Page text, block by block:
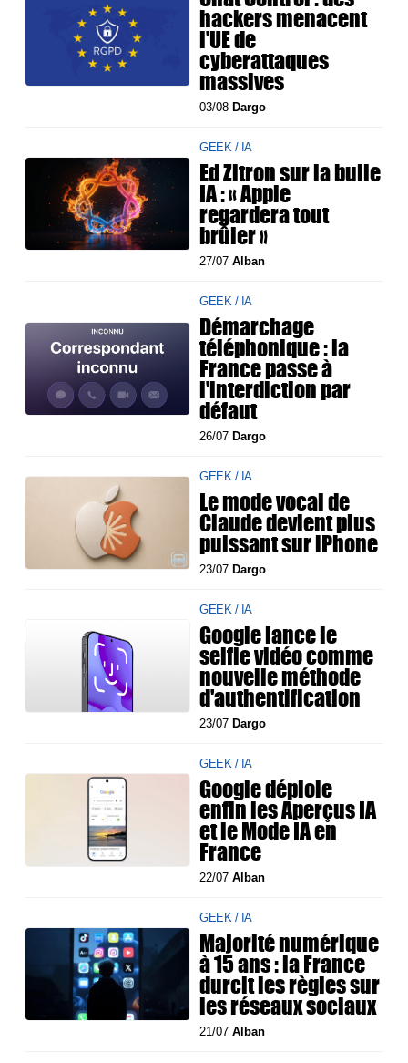
hackers menacent
l'UE de
cyberattaques
massives
03/08Dargo
GEEK / IA
Ed Zitron sur la bulle
IA : « Apple
regardera tout
brûler »
27/07Alban
GEEK / IA
Démarchage
téléphonique : la
France passe à
l'interdiction par
défaut
26/07Dargo
GEEK / IA
Le mode vocal de
Claude devient plus
puissant sur iPhone
23/07Dargo
GEEK / IA
Google lance le
selfie vidéo comme
nouvelle méthode
d'authentification
23/07Dargo
GEEK / IA
Google déploie
enfin les Aperçus IA
et le Mode IA en
France
22/07Alban
GEEK / IA
Majorité numérique
à 15 ans : la France
durcit les règles sur
les réseaux sociaux
21/07Alban